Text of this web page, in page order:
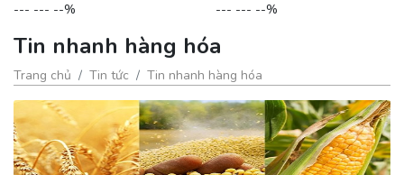
--- --- --%
--- --- --%
Tin nhanh hàng hóa
Trang chủ Tin tức Tin nhanh hàng hóa